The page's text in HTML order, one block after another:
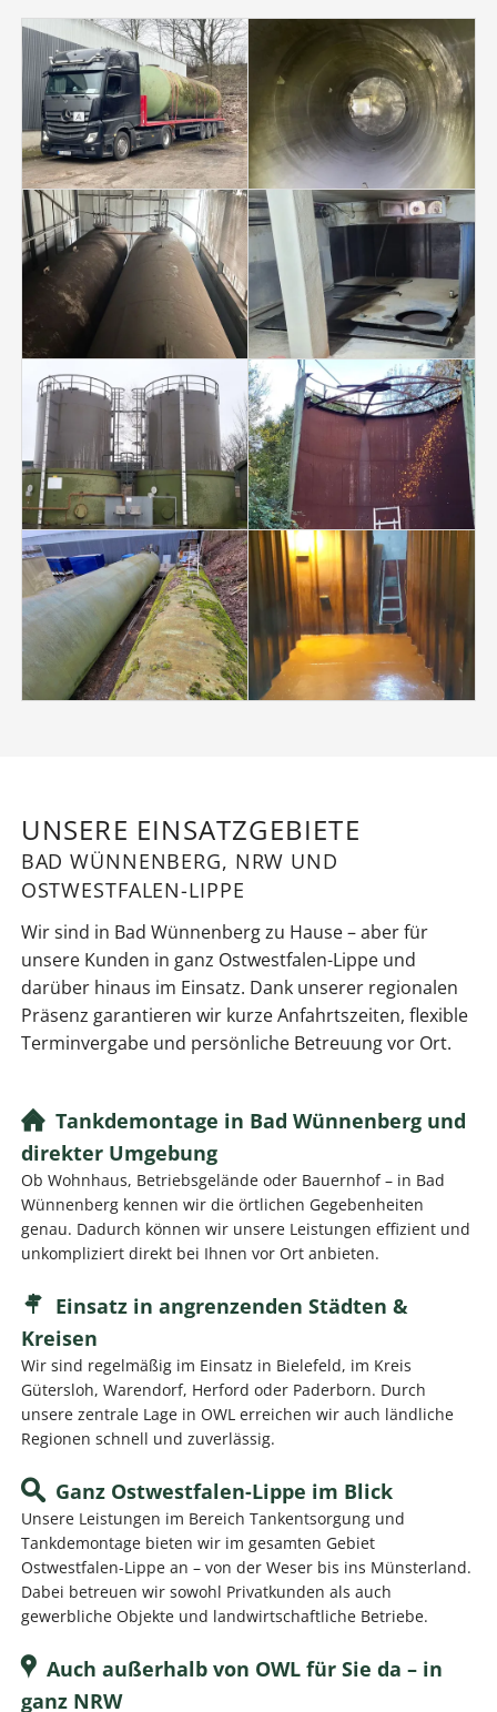
UNSERE EINSATZGEBIETE
BAD WÜNNENBERG, NRW UND
OSTWESTFALEN-LIPPE
Wir sind in Bad Wünnenberg zu Hause – aber für
unsere Kunden in ganz Ostwestfalen-Lippe und
darüber hinaus im Einsatz. Dank unserer regionalen
Präsenz garantieren wir kurze Anfahrtszeiten, flexible
Terminvergabe und persönliche Betreuung vor Ort.
Tankdemontage in Bad Wünnenberg und
direkter Umgebung
Ob Wohnhaus, Betriebsgelände oder Bauernhof – in Bad
Wünnenberg kennen wir die örtlichen Gegebenheiten
genau. Dadurch können wir unsere Leistungen effizient und
unkompliziert direkt bei Ihnen vor Ort anbieten.
Einsatz in angrenzenden Städten &
Kreisen
Wir sind regelmäßig im Einsatz in Bielefeld, im Kreis
Gütersloh, Warendorf, Herford oder Paderborn. Durch
unsere zentrale Lage in OWL erreichen wir auch ländliche
Regionen schnell und zuverlässig.
Ganz Ostwestfalen-Lippe im Blick
Unsere Leistungen im Bereich Tankentsorgung und
Tankdemontage bieten wir im gesamten Gebiet
Ostwestfalen-Lippe an – von der Weser bis ins Münsterland.
Dabei betreuen wir sowohl Privatkunden als auch
gewerbliche Objekte und landwirtschaftliche Betriebe.
Auch außerhalb von OWL für Sie da – in
ganz NRW